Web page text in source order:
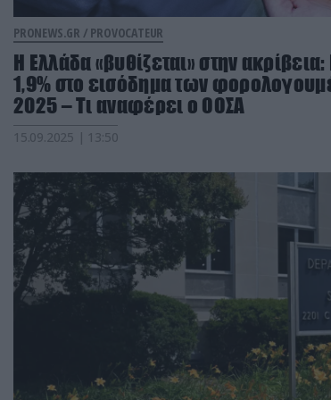
PRONEWS.GR / PROVOCATEUR
Η Ελλάδα «βυθίζεται» στην
1,9% στο εισόδημα των
2025 – Τι αναφέρει ο ΟΟΣΑ
15.09.2025 | 13:50